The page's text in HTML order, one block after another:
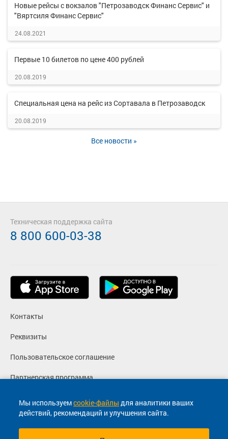
Новые рейсы с вокзалов "Петрозаводск Финанс Сервис" и
"Вяртсиля Финанс Сервис"
24.08.2021
Первые 10 билетов по цене 400 рублей
20.08.2019
Специальная цена на рейс из Сортавала в Петрозаводск
20.08.2019
Все новости »
Мы используемcookie-файлы для аналитики ваших
действий, рекомендаций и улучшения сайта.
Контакты
Реквизиты
Пользовательское соглашение
Партнерская программа
Политика конфиденциальности
Согласие на маркетинговые сообщения
Техническая поддержка сайта
8 800 600-03-38